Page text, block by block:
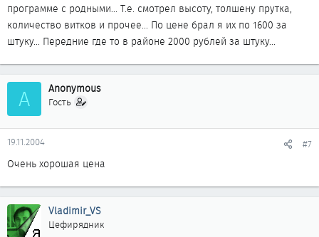
программе с родными... Т.е. смотрел высоту, толшену прутка,
количество витков и прочее... По цене брал я их по 1600 за
штуку... Передние где то в районе 2000 рублей за штуку...
A Anonymous
Гость
19.11.2004 #7
Очень хорошая цена
Vladimir_VS
Цефирядник